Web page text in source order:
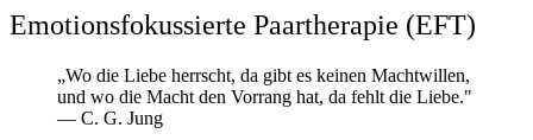
Emotionsfokussierte Paartherapie (EFT)
„Wo die Liebe herrscht, da gibt es keinen Machtwillen,
und wo die Macht den Vorrang hat, da fehlt die Liebe."
— C. G. Jung